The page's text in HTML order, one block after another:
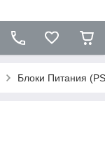
Блоки Питания